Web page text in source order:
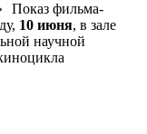
Показ фильма-
10 июня, в зале
научной